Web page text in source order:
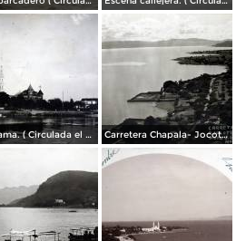
Panorama. ( Circulada el 21 de Abril de 1924 ). Carretera Chapala- Jocotepec.